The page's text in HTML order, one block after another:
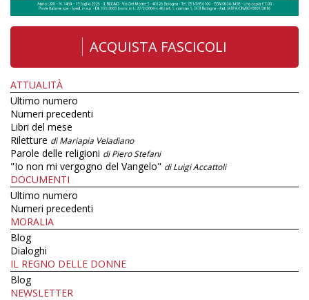
ACQUISTA FASCICOLI
ATTUALITÀ
Ultimo numero
Numeri precedenti
Libri del mese
Riletture di Mariapia Veladiano
Parole delle religioni di Piero Stefani
"Io non mi vergogno del Vangelo" di Luigi Accattoli
DOCUMENTI
Ultimo numero
Numeri precedenti
MORALIA
Blog
Dialoghi
IL REGNO DELLE DONNE
Blog
NEWSLETTER